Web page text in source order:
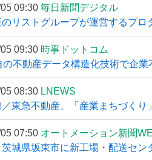
09:30 毎日新聞デジタル
リストグループが運営するプロ
09:30 時事ドットコム
の不動産データ構造化技術で企業
08:30 LNEWS
東急不動産、「産業まちづくり
07:50 オートメーション新聞
城県坂東市に新工場・配送セン